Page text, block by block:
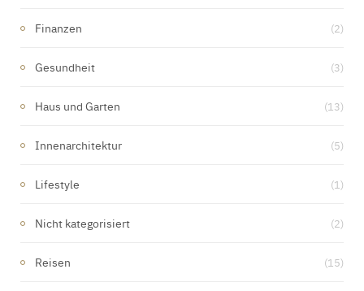
Finanzen (2)
Gesundheit (3)
Haus und Garten (13)
Innenarchitektur (5)
Lifestyle (1)
Nicht kategorisiert (2)
Reisen (15)